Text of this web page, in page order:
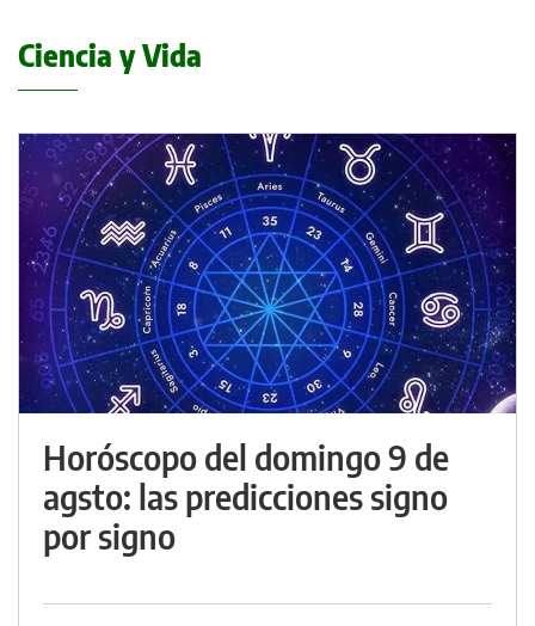
Ciencia y Vida
Horóscopo del domingo 9 de
agsto: las predicciones signo
por signo